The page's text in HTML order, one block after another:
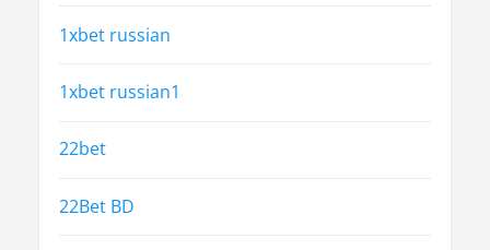
1xbet russian
1xbet russian1
22bet
22Bet BD